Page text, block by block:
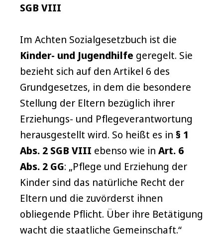
SGB VIII
Im Achten Sozialgesetzbuch ist die
Kinder- und Jugendhilfe geregelt. Sie
bezieht sich auf den Artikel 6 des
Grundgesetzes, in dem die besondere
Stellung der Eltern bezüglich ihrer
Erziehungs- und Pflegeverantwortung
herausgestellt wird. So heißt es in § 1
Abs. 2 SGB VIII ebenso wie in Art. 6
Abs. 2 GG: „Pflege und Erziehung der
Kinder sind das natürliche Recht der
Eltern und die zuvörderst ihnen
obliegende Pflicht. Über ihre Betätigung
wacht die staatliche Gemeinschaft.“